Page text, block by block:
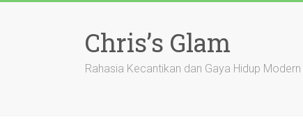
Chris’s Glam
Rahasia Kecantikan dan Gaya Hidup Modern